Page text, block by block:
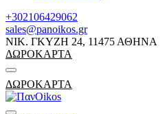
+302106429062
sales@panoikos.gr
ΝΙΚ. ΓΚΥΖΗ 24, 11475 ΑΘΗΝΑ
ΔΩΡΟΚΑΡΤΑ
ΔΩΡΟΚΑΡΤΑ